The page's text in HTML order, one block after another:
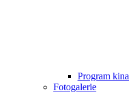
Program kina
Fotogalerie